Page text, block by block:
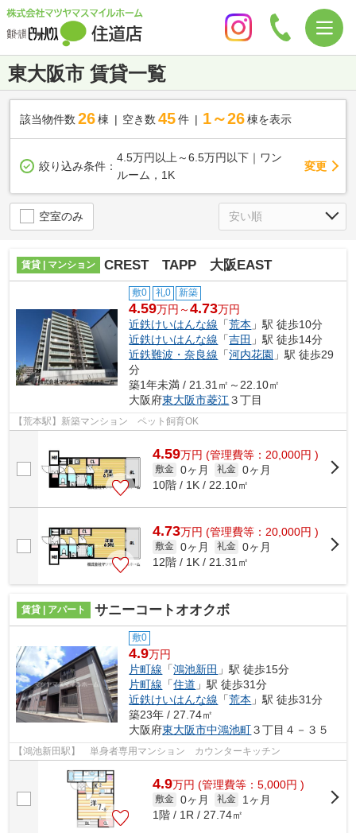
東大阪市 賃貸一覧
該当物件数 26棟 空き数 45 件 1～26 棟を表示
絞り込み条件：
4.5万円以上～6.5万円以下｜ワン
ルーム，1K
変更
空室のみ
賃貸 | マンション CREST TAPP 大阪EAST
敷0 礼0 新築
4.59万円～4.73万円
近鉄けいはんな線 「荒本 」駅 徒歩10分
近鉄けいはんな線 「吉田 」駅 徒歩14分
近鉄難波・奈良線 「河内花園 」駅 徒歩29
分
築1年未満 / 21.31㎡～22.10㎡
大阪府東大阪市菱江３丁目
【荒本駅】新築マンション ペット飼育OK
4.59万円 (管理費等：20,000円 )
敷金 0ヶ月 礼金 0ヶ月
10階 / 1K / 22.10㎡
4.73万円 (管理費等：20,000円 )
敷金 0ヶ月 礼金 0ヶ月
12階 / 1K / 21.31㎡
賃貸 | アパート サニーコートオオクボ
敷0
4.9万円
片町線 「鴻池新田 」駅 徒歩15分
片町線 「住道 」駅 徒歩31分
近鉄けいはんな線 「荒本 」駅 徒歩31分
築23年 / 27.74㎡
大阪府東大阪市中鴻池町３丁目４－３５
【鴻池新田駅】 単身者専用マンション カウンターキッチン
4.9万円 (管理費等：5,000円 )
敷金 0ヶ月 礼金
1ヶ月
1階 / 1R / 27.74㎡